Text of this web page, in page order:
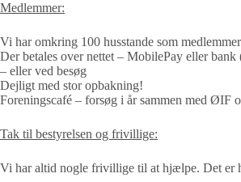
Medlemmer:
Vi har omkring 100 husstande som
Der betales over nettet – MobilePay eller bank
– eller ved besøg
Dejligt med stor opbakning!
Foreningscafé – forsøg i år sammen med ØIF
Tak til bestyrelsen og frivillige:
Vi har altid nogle frivillige til at hjælpe. Det er